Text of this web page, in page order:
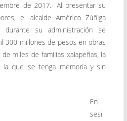
de 2017.- Al presentar su
el alcalde Américo Zúñiga
durante su administración se
300 millones de pesos en obras
miles de familias xalapeñas, la
la que se tenga memoria y sin
En
sesi